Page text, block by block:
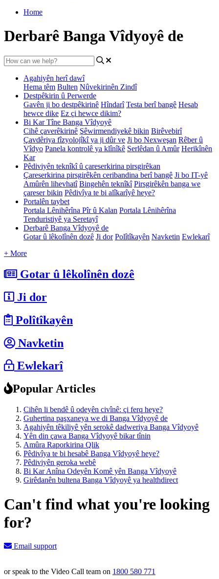
Home
Derbarê Banga Vîdyoyê de
Agahiyên herî dawî
Hema têm Bulten Nûvekirinên Zindî
Destpêkirin û Perwerde
Gavên ji bo destpêkirinê Hîndarî Testa berî bangê Hesab
hewce dike Ez çi hewce dikim?
Bi Kar Tîne Banga Vîdyoyê
Cihê çaverêkirinê Şêwirmendiyekê bikin Birêvebirî
Çavdêriya fîzyolojîkî ya ji dûr ve Ji bo Nexweşan Rêber û
Vîdyo Panela kontrolê ya klînîkê Serlêdan û Amûr Herikînên
Kar
Pêdiviyên teknîkî û çareserkirina pirsgirêkan
Çareserkirina pirsgirêkên ceribandina berî bangê Ji bo IT-yê
Amûrên lihevhatî Bingehên teknîkî Pirsgirêkên banga we
çareser bikin Pêdivîya te bi alîkarîyê heye?
Portalên taybet
Portala Lênihêrîna Pîr û Kalan Portala Lênihêrîna
Tenduristiyê ya Seretayî
Derbarê Banga Vîdyoyê de
Gotar û lêkolînên dozê Ji dor Polîtîkayên Navketin Ewlekarî
+ More
Gotar û lêkolînên dozê
Ji dor
Polîtîkayên
Navketin
Ewlekarî
Popular Articles
Cihên li bendê û odeyên civînê: çi ferq heye?
Guhertina paşxaneya we di Banga Vîdyoyê de
Agahiyên têkiliyê yên serokê dadweriya Banga Vîdyoyê
Yên din çawa Banga Vîdyoyê bikar tînin
Amûra Raporkirina Qlik
Pêdivîya te bi hesabê Banga Vîdyoyê heye?
Pêdiviyên geroka webê
Bi Kar Anîna Odeyên Komê yên Banga Vîdyoyê
Girêdanên bultena Banga Vîdyoyê ya healthdirect
Can't find what you're looking
for?
Email support
or speak to the Video Call team on 1800 580 771